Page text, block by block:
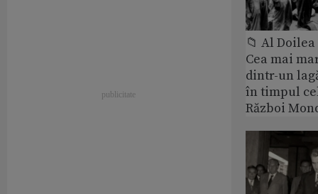
📁 Al
Cea mai
dintr-un
în timpul
Război